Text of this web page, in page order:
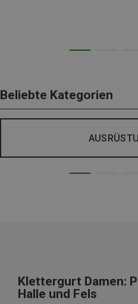
Beliebte Kategorien
Klettergurt Damen:
Halle und Fels